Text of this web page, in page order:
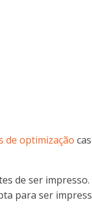
de optimização
de ser impresso.
para ser